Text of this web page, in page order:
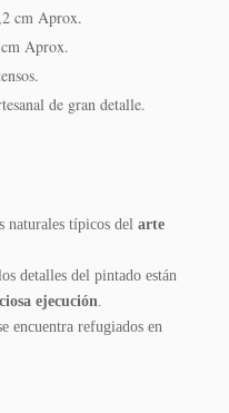
cm Aprox.
Aprox.
de gran detalle.
naturales típicos delarte
detalles del pintado están
ejecución.
encuentra refugiados en